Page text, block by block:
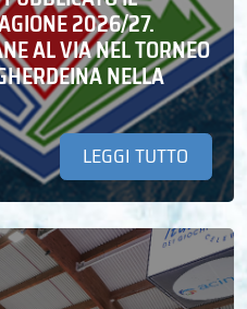
2026/27.
AL VIA NEL TORNEO
NELLA
LEGGI TUTTO